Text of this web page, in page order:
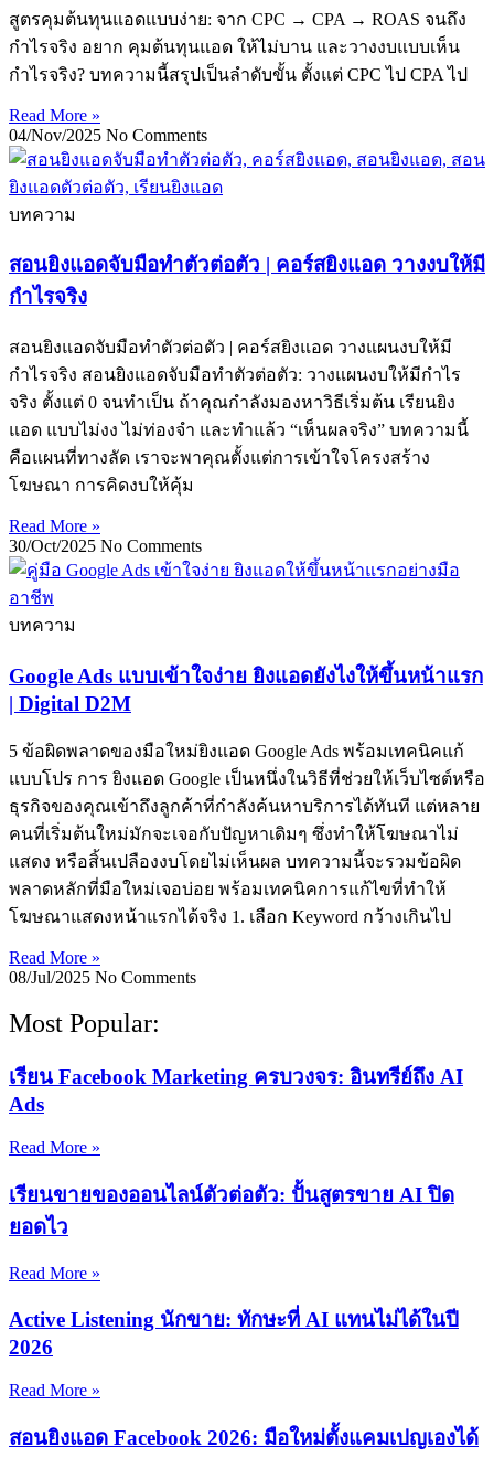
สูตรคุมต้นทุนแอดแบบง่าย: จาก CPC → CPA → ROAS จนถึง
กำไรจริง อยาก คุมต้นทุนแอด ให้ไม่บาน และวางงบแบบเห็น
กำไรจริง? บทความนี้สรุปเป็นลำดับขั้น ตั้งแต่ CPC ไป CPA ไป
Read More »
04/Nov/2025 No Comments
บทความ
สอนยิงแอดจับมือทำตัวต่อตัว | คอร์สยิงแอด วางงบให้มี
กำไรจริง
สอนยิงแอดจับมือทำตัวต่อตัว | คอร์สยิงแอด วางแผนงบให้มี
กำไรจริง สอนยิงแอดจับมือทำตัวต่อตัว: วางแผนงบให้มีกำไร
จริง ตั้งแต่ 0 จนทำเป็น ถ้าคุณกำลังมองหาวิธีเริ่มต้น เรียนยิง
แอด แบบไม่งง ไม่ท่องจำ และทำแล้ว “เห็นผลจริง” บทความนี้
คือแผนที่ทางลัด เราจะพาคุณตั้งแต่การเข้าใจโครงสร้าง
โฆษณา การคิดงบให้คุ้ม
Read More »
30/Oct/2025 No Comments
บทความ
Google Ads แบบเข้าใจง่าย ยิงแอดยังไงให้ขึ้นหน้าแรก
| Digital D2M
5 ข้อผิดพลาดของมือใหม่ยิงแอด Google Ads พร้อมเทคนิคแก้
แบบโปร การ ยิงแอด Google เป็นหนึ่งในวิธีที่ช่วยให้เว็บไซต์หรือ
ธุรกิจของคุณเข้าถึงลูกค้าที่กำลังค้นหาบริการได้ทันที แต่หลาย
คนที่เริ่มต้นใหม่มักจะเจอกับปัญหาเดิมๆ ซึ่งทำให้โฆษณาไม่
แสดง หรือสิ้นเปลืองงบโดยไม่เห็นผล บทความนี้จะรวมข้อผิด
พลาดหลักที่มือใหม่เจอบ่อย พร้อมเทคนิคการแก้ไขที่ทำให้
โฆษณาแสดงหน้าแรกได้จริง 1. เลือก Keyword กว้างเกินไป
Read More »
08/Jul/2025 No Comments
Most Popular:
เรียน Facebook Marketing ครบวงจร: อินทรีย์ถึง AI
Ads
Read More »
เรียนขายของออนไลน์ตัวต่อตัว: ปั้นสูตรขาย AI ปิด
ยอดไว
Read More »
Active Listening นักขาย: ทักษะที่ AI แทนไม่ได้ในปี
2026
Read More »
สอนยิงแอด Facebook 2026: มือใหม่ตั้งแคมเปญเองได้